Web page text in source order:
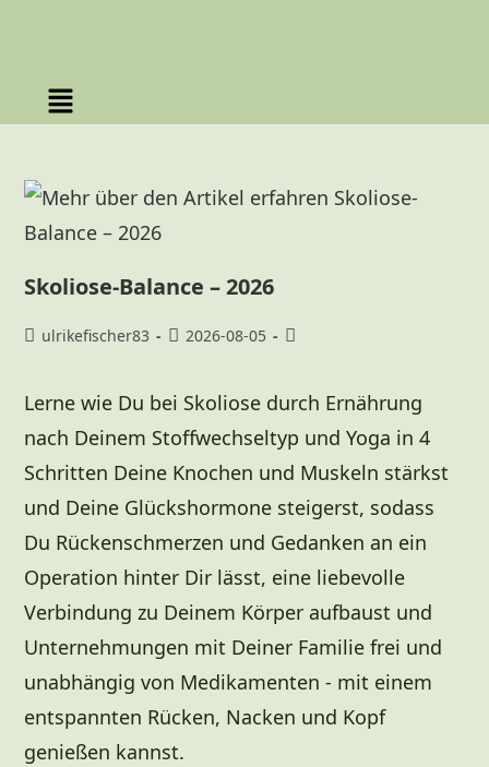
Skoliose-Balance – 2026
ulrikefischer83 2026-08-05
Lerne wie Du bei Skoliose durch Ernährung
nach Deinem Stoffwechseltyp und Yoga in 4
Schritten Deine Knochen und Muskeln stärkst
und Deine Glückshormone steigerst, sodass
Du Rückenschmerzen und Gedanken an ein
Operation hinter Dir lässt, eine liebevolle
Verbindung zu Deinem Körper aufbaust und
Unternehmungen mit Deiner Familie frei und
unabhängig von Medikamenten - mit einem
entspannten Rücken, Nacken und Kopf
genießen kannst.